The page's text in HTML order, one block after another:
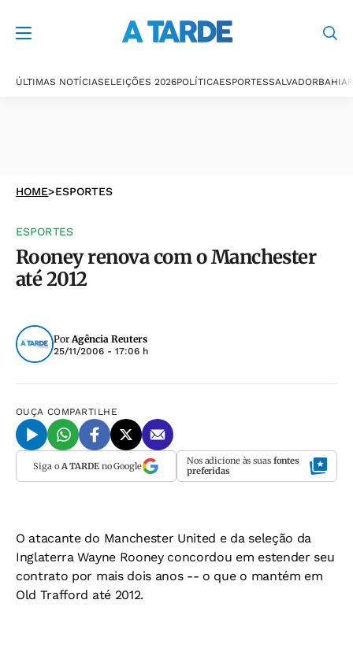
ÚLTIMAS NOTÍCIASELEIÇÕES 2026POLÍTICAESPORTESSALVADORBAHIA
HOME>ESPORTES
ESPORTES
Rooney renova com o Manchester
até 2012
PorAgência Reuters
25/11/2006 - 17:06 h
OUÇA COMPARTILHE
Siga o A TARDEno Google Nos adicione às suas fontes
preferidas
O atacante do Manchester United e da seleção da
Inglaterra Wayne Rooney concordou em estender seu
contrato por mais dois anos -- o que o mantém em
Old Trafford até 2012.